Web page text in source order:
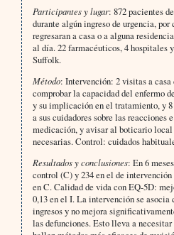
Participantes y lugar: 872 pacientes
durante algún ingreso de urgencia,
regresaran a casa o a alguna
al día. 22 farmacéuticos, 4 hospitales
Suffolk.
Método: Intervención: 2 visitas a casa
comprobar la capacidad del enfermo
y su implicación en el tratamiento, y
a sus cuidadores sobre las reacciones
medicación, y avisar al boticario
necesarias. Control: cuidados
Resultados y conclusiones: En 6
control (C) y 234 en el de
en C. Calidad de vida con EQ-5D:
0,13 en el I. La intervención se asocia
ingresos y no mejora
las defunciones. Esto lleva a